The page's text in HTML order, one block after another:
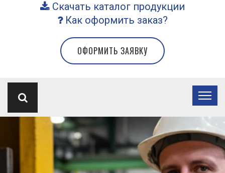
Скачать каталог продукции
Как оформить заказ?
ОФОРМИТЬ ЗАЯВКУ